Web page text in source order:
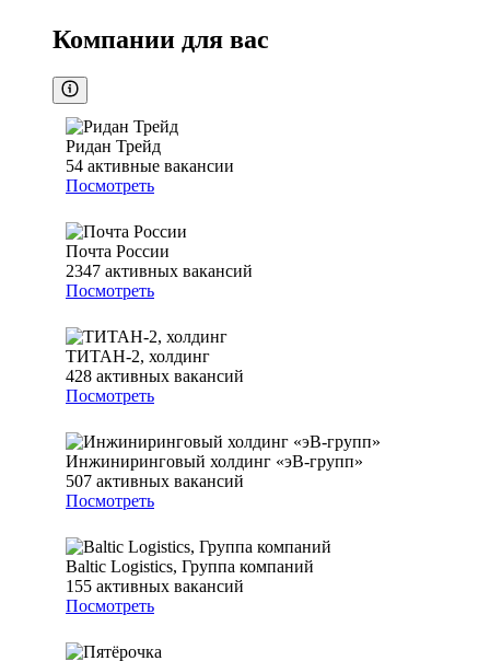
Компании для вас
Ридан Трейд
54 активные вакансии
Посмотреть
Почта России
2347 активных вакансий
Посмотреть
ТИТАН-2, холдинг
428 активных вакансий
Посмотреть
Инжиниринговый холдинг «эВ-групп»
507 активных вакансий
Посмотреть
Baltic Logistics, Группа компаний
155 активных вакансий
Посмотреть